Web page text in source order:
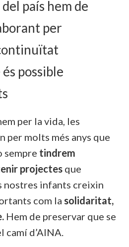
país hem de
per
possible
per la vida, les
per molts més anys que
sempre tindrem
projectes que
nostres infants creixin
com la solidaritat,
Hem de preservar que se
camí d’AINA.